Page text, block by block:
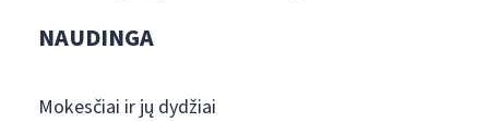
NAUDINGA
Mokesčiai ir jų dydžiai